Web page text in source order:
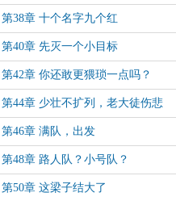
第38章 十个名字九个红
第40章 先灭一个小目标
第42章 你还敢更猥琐一点吗？
第44章 少壮不扩列，老大徒伤悲
第46章 满队，出发
第48章 路人队？小号队？
第50章 这梁子结大了